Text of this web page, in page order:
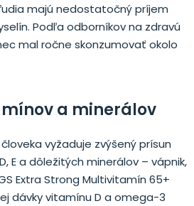
majú nedostatočný príjem
Podľa odborníkov na zdravú
mal ročne skonzumovať okolo
a minerálov
vyžaduje zvýšený prísun
E a dôležitých minerálov – vápnik,
Extra Strong Multivitamín 65+
dávky vitamínu D a omega-3